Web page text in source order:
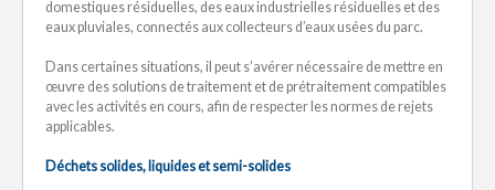
domestiques résiduelles, des eaux industrielles résiduelles et des
eaux pluviales, connectés aux collecteurs d’eaux usées du parc.
Dans certaines situations, il peut s’avérer nécessaire de mettre en
œuvre des solutions de traitement et de prétraitement compatibles
avec les activités en cours, afin de respecter les normes de rejets
applicables.
Déchets solides, liquides et semi-solides